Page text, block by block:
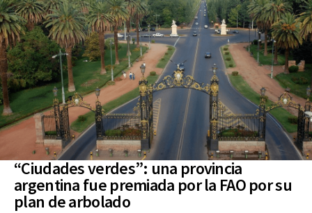
“Ciudades verdes”: una provincia
argentina fue premiada por la FAO por su
plan de arbolado